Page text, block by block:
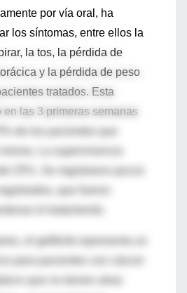
por vía oral, ha
los síntomas, entre ellos la
la tos, la pérdida de
y la pérdida de peso
tratados. Esta
en las 3 primeras semanas
de los pacientes que
La supervivencia
25%. Se registraron pocos
que fueron
el gefitinib representa un